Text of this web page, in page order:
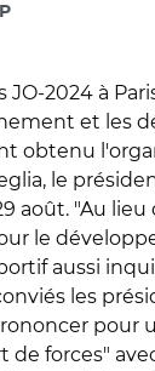
2024 à
et les
obtenu
le
août. "Au
le
aussi
les
pour
de forces"